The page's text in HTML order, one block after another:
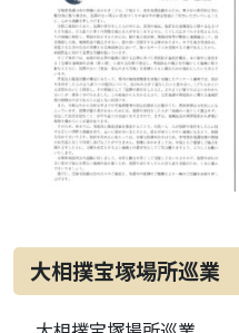
大相撲宝塚場所巡業